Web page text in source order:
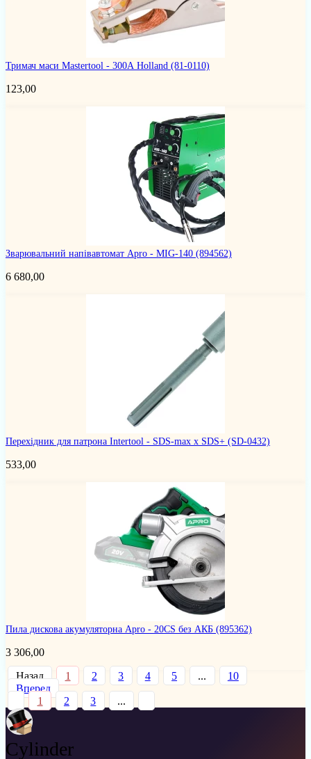
Тримач маси Mastertool - 300А Holland (81-0110)
123,00
Зварювальний напівавтомат Apro - MIG-140 (894562)
6 680,00
Перехідник для патрона Intertool - SDS-max x SDS+ (SD-0432)
533,00
Пила дискова акумуляторна Apro - 20CS без АКБ (895362)
3 306,00
Назад
1 2 3 4 5 ...
10
Вперед
1
2 3 ...
Cylinder